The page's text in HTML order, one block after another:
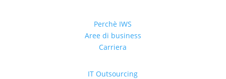
Perchè IWS
Aree di business
Carriera
IT Outsourcing